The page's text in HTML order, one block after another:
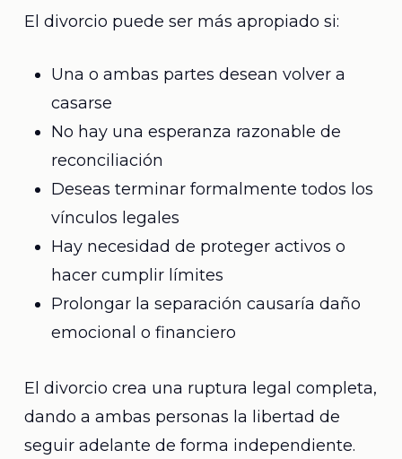
El divorcio puede ser más apropiado si:
Una o ambas partes desean volver a
casarse
No hay una esperanza razonable de
reconciliación
Deseas terminar formalmente todos los
vínculos legales
Hay necesidad de proteger activos o
hacer cumplir límites
Prolongar la separación causaría daño
emocional o financiero
El divorcio crea una ruptura legal completa,
dando a ambas personas la libertad de
seguir adelante de forma independiente.